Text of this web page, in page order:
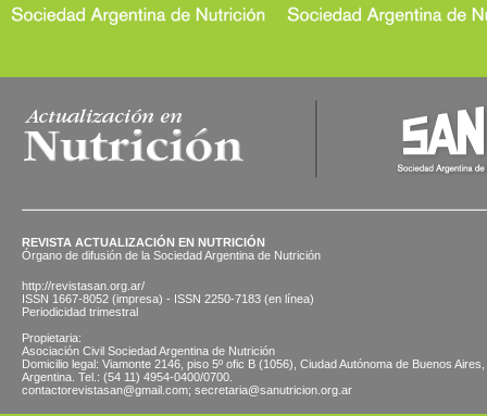
REVISTA ACTUALIZACIÓN EN NUTRICIÓN
Órgano de difusión de la Sociedad Argentina de Nutrición
http://revistasan.org.ar/
ISSN 1667-8052 (impresa) - ISSN 2250-7183 (en línea)
Periodicidad trimestral
Propietaria:
Asociación Civil Sociedad Argentina de Nutrición
Domicilio legal: Viamonte 2146, piso 5º ofic B (1056), Ciudad Autónoma de Buenos Aires,
Argentina. Tel.: (54 11) 4954-0400/0700.
contactorevistasan@gmail.com; secretaria@sanutricion.org.ar